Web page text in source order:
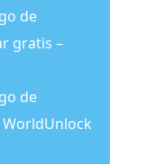
de
gratis –
de